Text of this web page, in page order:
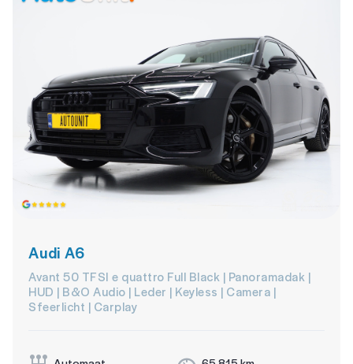
Audi A6
Avant 50 TFSI e quattro Full Black | Panoramadak |
HUD | B&O Audio | Leder | Keyless | Camera |
Sfeerlicht | Carplay